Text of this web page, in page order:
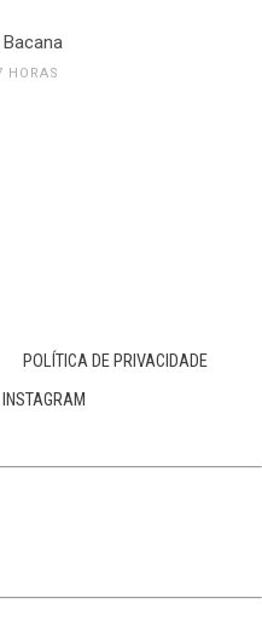
HORAS
POLÍTICA DE PRIVACIDADE
INSTAGRAM